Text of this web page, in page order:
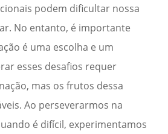
podem dificultar nossa
No entanto, é importante
é uma escolha e um
esses desafios requer
mas os frutos dessa
Ao perseverarmos na
é difícil, experimentamos